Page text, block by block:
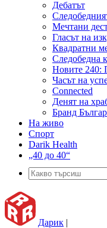
Дебатът
Мечтани
Гласът на
Квадратни
Следобедна
Новите 240:
Часът на
Connected
Денят на
Бранд
На живо
Спорт
Darik Health
„40 до 40“
Дарик |